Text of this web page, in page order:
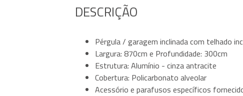
DESCRIÇÃO
Pérgula / garagem inclinada com telhado
Largura: 870cm e Profundidade: 300cm
Estrutura: Alumínio - cinza antracite
Cobertura: Policarbonato alveolar
Acessório e parafusos específicos